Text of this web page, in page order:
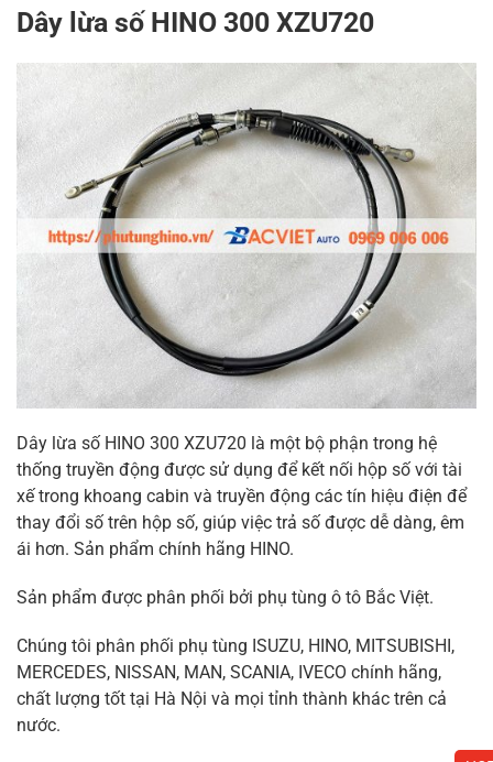
Dây lừa số HINO 300 XZU720
Dây lừa số HINO 300 XZU720 là một bộ phận trong hệ
thống truyền động được sử dụng để kết nối hộp số với tài
xế trong khoang cabin và truyền động các tín hiệu điện để
thay đổi số trên hộp số, giúp việc trả số được dễ dàng, êm
ái hơn. Sản phẩm chính hãng HINO.
Sản phẩm được phân phối bởi phụ tùng ô tô Bắc Việt.
Chúng tôi phân phối phụ tùng ISUZU, HINO, MITSUBISHI,
MERCEDES, NISSAN, MAN, SCANIA, IVECO chính hãng,
chất lượng tốt tại Hà Nội và mọi tỉnh thành khác trên cả
nước.